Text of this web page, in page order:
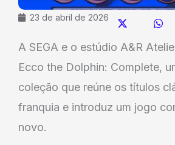
23 de abril de 2026
A SEGA e o estúdio A&R
Ecco the Dolphin: Complete,
coleção que reúne os títulos
franquia e introduz um jogo
novo.